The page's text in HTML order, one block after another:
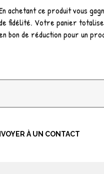
achetant ce produit vous
fidélité. Votre panier
bon de réduction pour un
À UN CONTACT